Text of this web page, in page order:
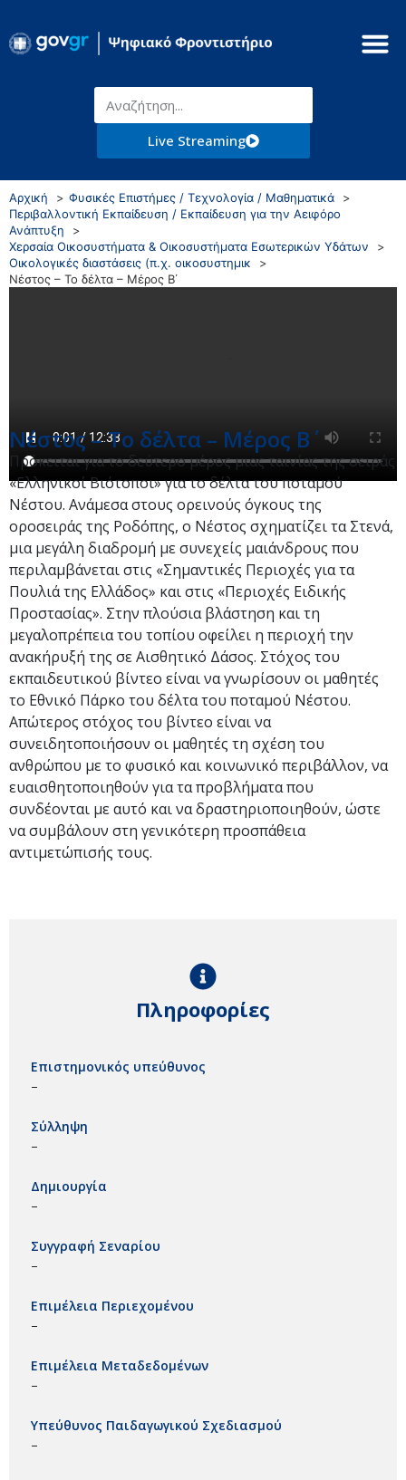
Live Streaming
Αρχική
Φυσικές Επιστήμες / Τεχνολογία / Μαθηματικά
Περιβαλλοντική Εκπαίδευση / Εκπαίδευση για την Αειφόρο
Ανάπτυξη
Χερσαία Οικοσυστήματα & Οικοσυστήματα Εσωτερικών Υδάτων
Οικολογικές διαστάσεις (π.χ. οικοσυστημικ
Νέστος – Το δέλτα – Μέρος Β΄
Νέστος – Το δέλτα – Μέρος Β΄
Πρόκειται για το δεύτερο μέρος μιας ταινίας της σειράς
«Ελληνικοί Βιότοποι» για το δέλτα του ποταμού
Νέστου. Ανάμεσα στους ορεινούς όγκους της
οροσειράς της Ροδόπης, ο Νέστος σχηματίζει τα Στενά,
μια μεγάλη διαδρομή με συνεχείς μαιάνδρους που
περιλαμβάνεται στις «Σημαντικές Περιοχές για τα
Πουλιά της Ελλάδος» και στις «Περιοχές Eιδικής
Προστασίας». Στην πλούσια βλάστηση και τη
μεγαλοπρέπεια του τοπίου οφείλει η περιοχή την
ανακήρυξή της σε Αισθητικό Δάσος. Στόχος του
εκπαιδευτικού βίντεο είναι να γνωρίσουν οι μαθητές
το Εθνικό Πάρκο του δέλτα του ποταμού Νέστου.
Απώτερος στόχος του βίντεο είναι ν​α
συνειδητοποιήσουν οι μαθητές τη σχέση του
ανθρώπου με το φυσικό και κοινωνικό περιβάλλον, να
ευαισθητοποιηθούν για τα προβλήματα που
συνδέονται με αυτό και να δραστηριοποιηθούν, ώστε
να συμβάλουν στη γενικότερη προσπάθεια
αντιμετώπισής τους.
Πληροφορίες
Επιστημονικός υπεύθυνος
–
Σύλληψη
–
Δημιουργία
–
Συγγραφή Σεναρίου
–
Επιμέλεια Περιεχομένου
–
Επιμέλεια Μεταδεδομένων
–
Υπεύθυνος Παιδαγωγικού Σχεδιασμού
–